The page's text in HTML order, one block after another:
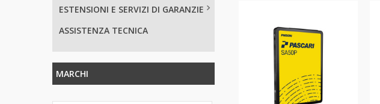
ESTENSIONI E SERVIZI DI GARANZIE
ASSISTENZA TECNICA
MARCHI